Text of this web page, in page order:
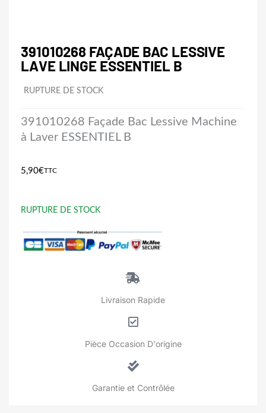
391010268 FAÇADE BAC LESSIVE
LAVE LINGE ESSENTIEL B
RUPTURE DE STOCK
391010268 Façade Bac Lessive Machine
à Laver ESSENTIEL B
5,90€TTC
RUPTURE DE STOCK
Livraison Rapide
Pièce Occasion D'origine
Garantie et Contrôlée